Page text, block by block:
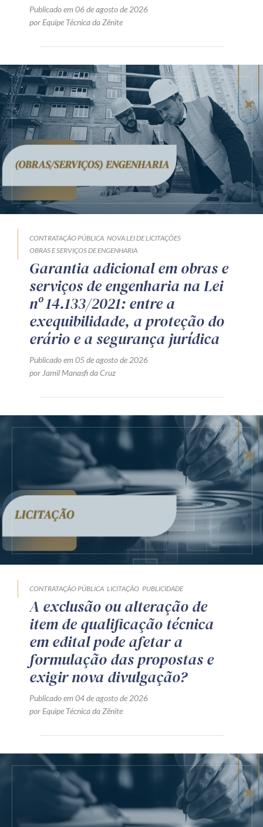
Publicado em 06 de agosto de 2026
por Equipe Técnica da Zênite
CONTRATAÇÃO PÚBLICA NOVA LEI DE LICITAÇÕES
OBRAS E SERVIÇOS DE ENGENHARIA
Garantia adicional em obras e
serviços de engenharia na Lei
nº 14.133/2021: entre a
exequibilidade, a proteção do
erário e a segurança jurídica
Publicado em 05 de agosto de 2026
por Jamil Manasfi da Cruz
CONTRATAÇÃO PÚBLICA LICITAÇÃO PUBLICIDADE
A exclusão ou alteração de
item de qualificação técnica
em edital pode afetar a
formulação das propostas e
exigir nova divulgação?
Publicado em 04 de agosto de 2026
por Equipe Técnica da Zênite